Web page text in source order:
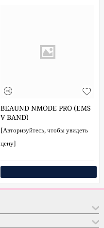
BEAUND NMODE PRO (EMS
V BAND)
[Авторизуйтесь, чтобы увидеть
цену]